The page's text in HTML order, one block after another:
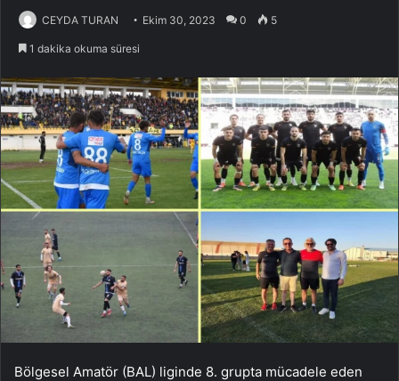
CEYDA TURAN Ekim 30, 2023 0 5
1 dakika okuma süresi
Bölgesel Amatör (BAL) liginde 8. grupta mücadele eden